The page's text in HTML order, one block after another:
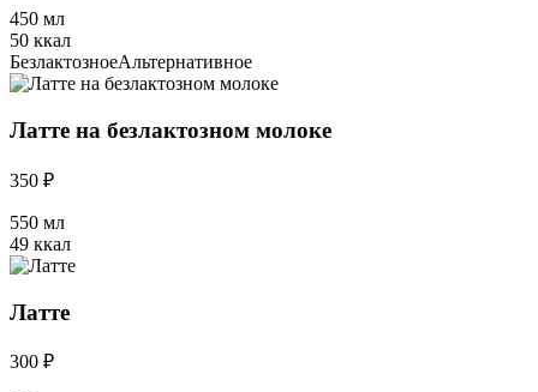
450 мл
50 ккал
БезлактозноеАльтернативное
Латте на безлактозном молоке
350 ₽
550 мл
49 ккал
Латте
300 ₽